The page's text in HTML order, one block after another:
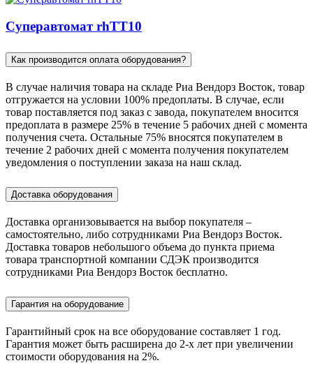
Cуперавтомат rhTT10
Как производится оплата оборудования?
В случае наличия товара на складе Риа Вендорз Восток, товар
отгружается на условии 100% предоплаты. В случае, если
товар поставляется под заказ c завода, покупателем вносится
предоплата в размере 25% в течение 5 рабочих дней с момента
получения счета. Остальные 75% вносятся покупателем в
течение 2 рабочих дней с момента получения покупателем
уведомления о поступлении заказа на наш склад.
Доставка оборудования
Доставка организовывается на выбор покупателя –
самостоятельно, либо сотрудниками Риа Вендорз Восток.
Доставка товаров небольшого объема до пункта приема
товара транспортной компании СДЭК производится
сотрудниками Риа Вендорз Восток бесплатно.
Гарантия на оборудование
Гарантийный срок на все оборудование составляет 1 год.
Гарантия может быть расширена до 2-х лет при увеличении
стоимости оборудования на 2%.